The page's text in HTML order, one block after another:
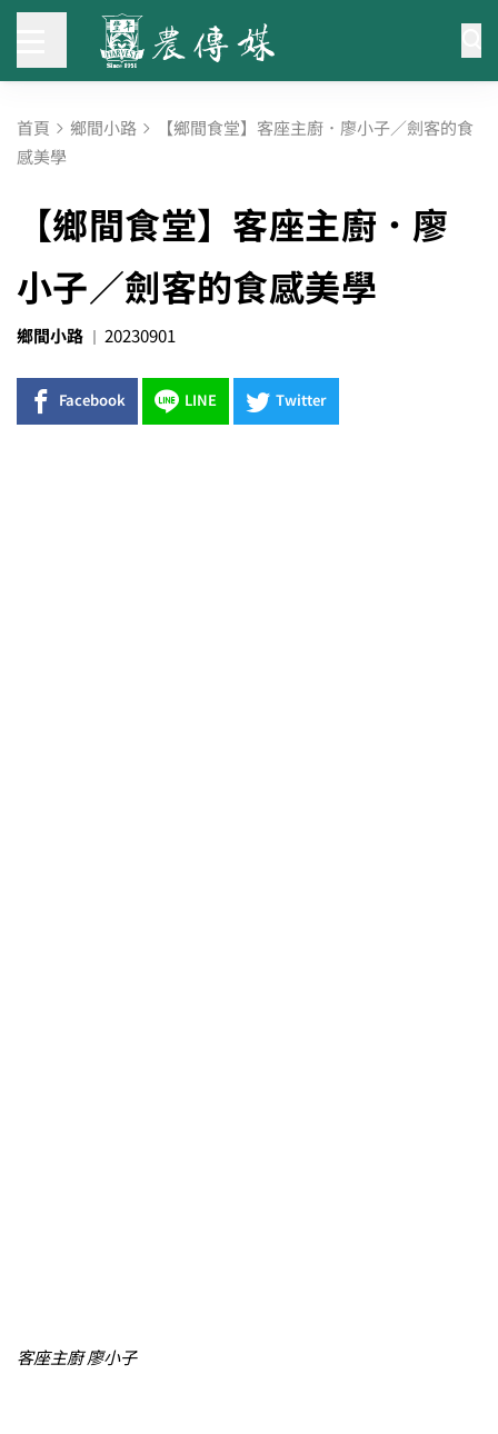
首頁 鄉間小路 【鄉間食堂】客座主廚．廖小子／劍客的食
感美學
【鄉間食堂】客座主廚．廖
小子／劍客的食感美學
鄉間小路 20230901
Facebook LINE Twitter
客座主廚 廖小子